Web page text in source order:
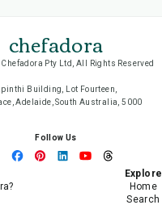
chefadora
Pty Ltd, All Rights Reserved
Building, Lot Fourteen,
Adelaide, South Australia, 5000
Follow Us
Explore
Home
Search